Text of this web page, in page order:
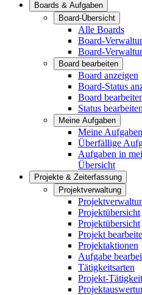
Boards & Aufgaben
Board-Übersicht
Alle Boards
Board-
Board-
Board bearbeiten
Board anzeigen
Board-Status
Board
Status bearbeiten
Meine Aufgaben
Meine
Überfällige
Aufgaben in
Übersicht
Projekte & Zeiterfassung
Projektverwaltung
Projektübersicht
Projektübersicht
Projekt
Projektaktionen
Aufgabe
Tätigkeitsarten
Projekt-